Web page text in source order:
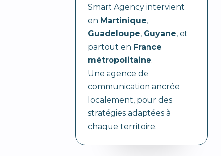
Smart Agency intervient
en Martinique,
Guadeloupe, Guyane, et
partout en France
métropolitaine.
Une agence de
communication ancrée
localement, pour des
stratégies adaptées à
chaque territoire.